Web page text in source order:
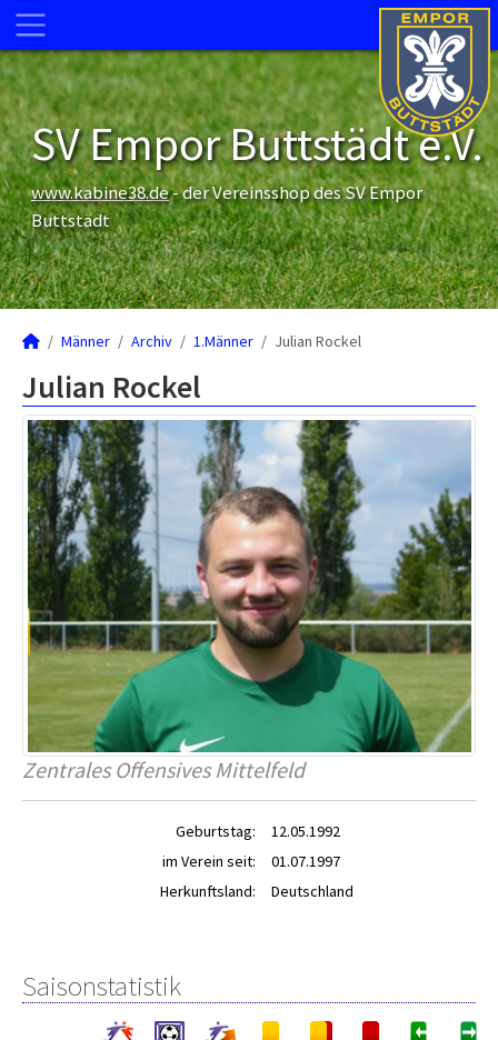
SV Empor Buttstädt e.V.
www.kabine38.de- der Vereinsshop des SV Empor
Buttstädt
Männer Archiv 1.Männer Julian Rockel
Julian Rockel
Zentrales Offensives Mittelfeld
Geburtstag:
12.05.1992
im Verein seit:
01.07.1997
Herkunftsland:
Deutschland
Saisonstatistik